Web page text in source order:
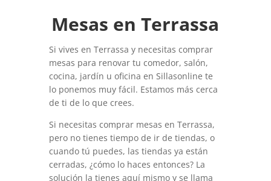
Mesas en Terrassa
Si vives en Terrassa y necesitas comprar
mesas para renovar tu comedor, salón,
cocina, jardín u oficina en Sillasonline te
lo ponemos muy fácil. Estamos más cerca
de ti de lo que crees.
Si necesitas comprar mesas en Terrassa,
pero no tienes tiempo de ir de tiendas, o
cuando tú puedes, las tiendas ya están
cerradas, ¿cómo lo haces entonces? La
solución la tienes aquí mismo y se llama